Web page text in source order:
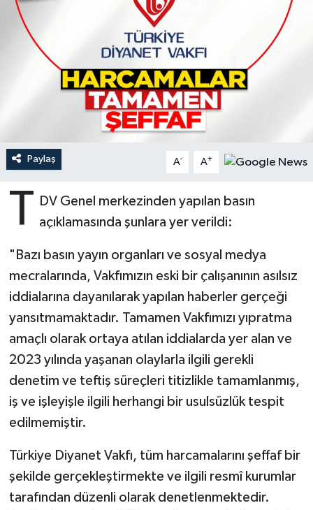
Paylaş A- A+
T DV Genel merkezinden yapılan basın
açıklamasında şunlara yer verildi:
"Bazı basın yayın organları ve sosyal medya
mecralarında, Vakfımızın eski bir çalışanının asılsız
iddialarına dayanılarak yapılan haberler gerçeği
yansıtmamaktadır. Tamamen Vakfımızı yıpratma
amaçlı olarak ortaya atılan iddialarda yer alan ve
2023 yılında yaşanan olaylarla ilgili gerekli
denetim ve teftiş süreçleri titizlikle tamamlanmış,
iş ve işleyişle ilgili herhangi bir usulsüzlük tespit
edilmemiştir.
Türkiye Diyanet Vakfı, tüm harcamalarını şeffaf bir
şekilde gerçekleştirmekte ve ilgili resmî kurumlar
tarafından düzenli olarak denetlenmektedir.
Ardahan Müftülüğü
Artvin Müftülüğü
Aydın Müftülüğü
Balıkesir Müftülüğü
Bartın Müftülüğü
Batman Müftülüğü
Bilecik Müftülüğü
Bingöl Müftülüğü
Bitlis Müftülüğü
Bolu Müftülüğü
Burdur Müftülüğü
Bursa Müftülüğü
Kurban
Mukabele
Peygamberimizin Hayatı
Ramazan
Sahabeler
DİYANET AKADEMİ
DİYANET GENÇLİK
DİYANET RADYO/TV
DEPREM
Dünya
Kültür-Sanat
Sağlık
Makaleler
Ekonomi
Duyurular